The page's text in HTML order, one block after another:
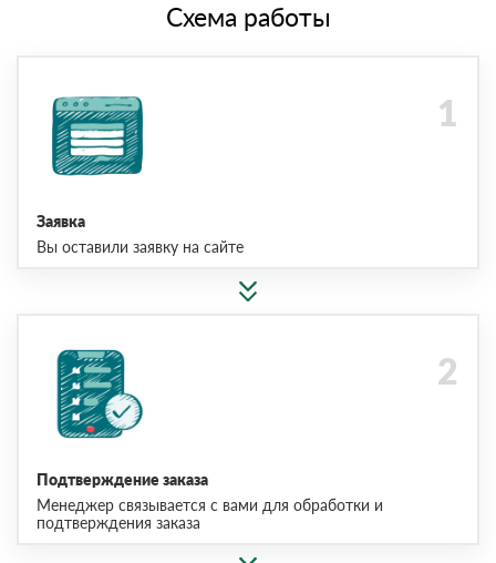
Схема работы
Заявка
Вы оставили заявку на сайте
Подтверждение заказа
Менеджер связывается с вами для обработки и
подтверждения заказа